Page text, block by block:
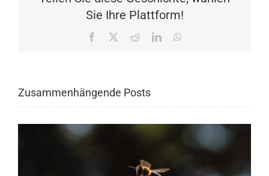
Sie Ihre Plattform!
Facebook RedditLinkedIn
Zusammenhängende Posts